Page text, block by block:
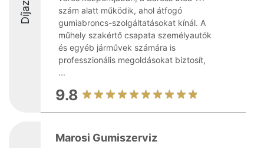
szám alatt működik, ahol átfogó
gumiabroncs-szolgáltatásokat kínál. A
műhely szakértő csapata személyautók
és egyéb járművek számára is
professzionális megoldásokat biztosít,
...
9.8
Marosi Gumiszerviz